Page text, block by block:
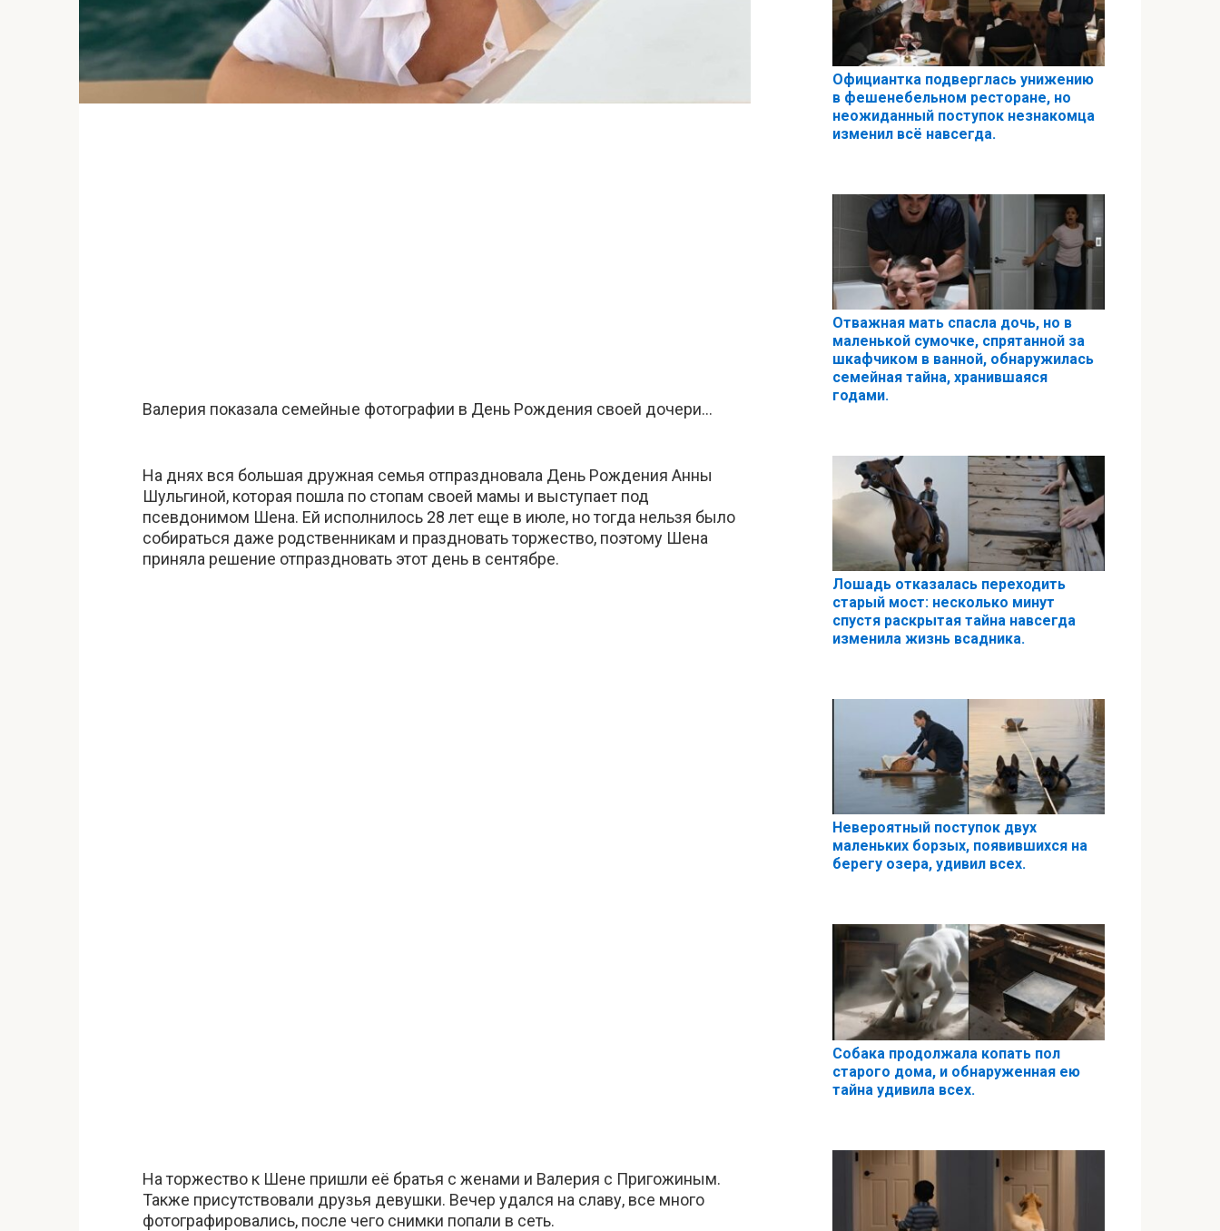
Валерия показала семейные фотографии в День Рождения своей дочери…
На днях вся большая дружная семья отпраздновала День Рождения Анны
Шульгиной, которая пошла по стопам своей мамы и выступает под
псевдонимом Шена. Ей исполнилось 28 лет еще в июле, но тогда нельзя было
собираться даже родственникам и праздновать торжество, поэтому Шена
приняла решение отпраздновать этот день в сентябре.
На торжество к Шене пришли её братья с женами и Валерия с Пригожиным.
Также присутствовали друзья девушки. Вечер удался на славу, все много
фотографировались, после чего снимки попали в сеть.
Официантка подверглась унижению
в фешенебельном ресторане, но
неожиданный поступок незнакомца
изменил всё навсегда.
Отважная мать спасла дочь, но в
маленькой сумочке, спрятанной за
шкафчиком в ванной, обнаружилась
семейная тайна, хранившаяся
годами.
Лошадь отказалась переходить
старый мост: несколько минут
спустя раскрытая тайна навсегда
изменила жизнь всадника.
Невероятный поступок двух
маленьких борзых, появившихся на
берегу озера, удивил всех.
Собака продолжала копать пол
старого дома, и обнаруженная ею
тайна удивила всех.